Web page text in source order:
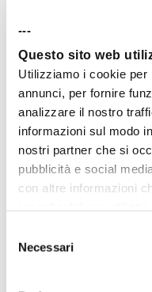
---
Questo sito web
Utilizziamo i cookie per
annunci, per fornire
analizzare il nostro
informazioni sul modo
nostri partner che si
pubblicità e social
con altre informazioni
delNecessari
METTI IN
ore
Project
Camilla